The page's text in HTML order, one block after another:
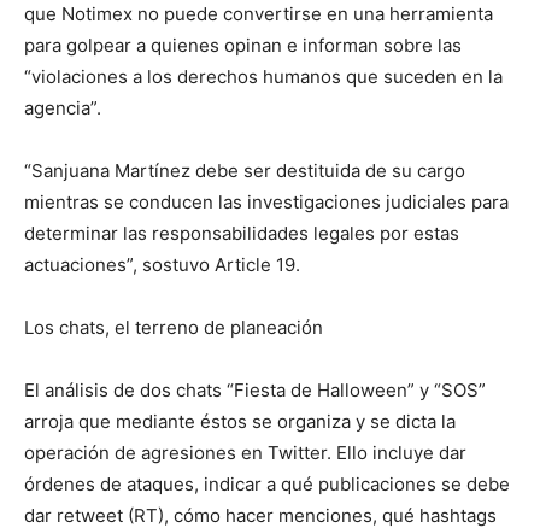
que Notimex no puede convertirse en una herramienta
para golpear a quienes opinan e informan sobre las
“violaciones a los derechos humanos que suceden en la
agencia”.
“Sanjuana Martínez debe ser destituida de su cargo
mientras se conducen las investigaciones judiciales para
determinar las responsabilidades legales por estas
actuaciones”, sostuvo Article 19.
Los chats, el terreno de planeación
El análisis de dos chats “Fiesta de Halloween” y “SOS”
arroja que mediante éstos se organiza y se dicta la
operación de agresiones en Twitter. Ello incluye dar
órdenes de ataques, indicar a qué publicaciones se debe
dar retweet (RT), cómo hacer menciones, qué hashtags